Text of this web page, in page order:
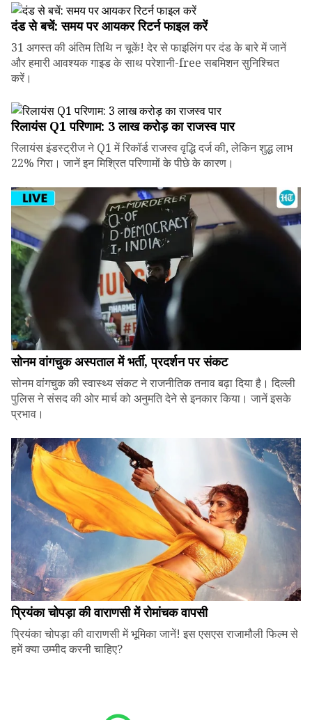
दंड से बचें: समय पर आयकर रिटर्न फाइल करें
31 अगस्त की अंतिम तिथि न चूकें! देर से फाइलिंग पर दंड के बारे में जानें
और हमारी आवश्यक गाइड के साथ परेशानी-free सबमिशन सुनिश्चित
करें।
रिलायंस Q1 परिणाम: ₹3 लाख करोड़ का राजस्व पार
रिलायंस इंडस्ट्रीज ने Q1 में रिकॉर्ड राजस्व वृद्धि दर्ज की, लेकिन शुद्ध लाभ
22% गिरा। जानें इन मिश्रित परिणामों के पीछे के कारण।
सोनम वांगचुक अस्पताल में भर्ती, प्रदर्शन पर संकट
सोनम वांगचुक की स्वास्थ्य संकट ने राजनीतिक तनाव बढ़ा दिया है। दिल्ली
पुलिस ने संसद की ओर मार्च को अनुमति देने से इनकार किया। जानें इसके
प्रभाव।
प्रियंका चोपड़ा की वाराणसी में रोमांचक वापसी
प्रियंका चोपड़ा की वाराणसी में भूमिका जानें! इस एसएस राजामौली फिल्म से
हमें क्या उम्मीद करनी चाहिए?